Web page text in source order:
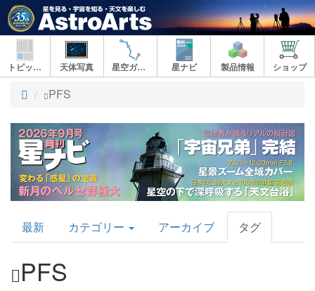
トピックス 天体写真 星空ガイド 星ナビ 製品情報 ショップ
ト
プ
PFS
AstroArts
Topics
最新 カテゴリー アーカイブ タグ
PFS